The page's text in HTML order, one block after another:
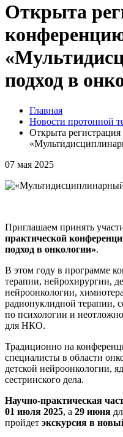
Открыта
подход в
Главная
Новости протонной
Открыта
07 мая 2025
Приглашаем принять
практической
подход в онкологии».
В этом году в программе
терапии, нейрохирургии,
нейроонкологии,
радионуклидной терапии,
по психологии и
для НКО.
Традиционно на
специалисты в области
детской нейроонкологии,
сестринского дела.
Научно-практическая
01 июля 2025, а 29 июня
пройдет экскурсия в